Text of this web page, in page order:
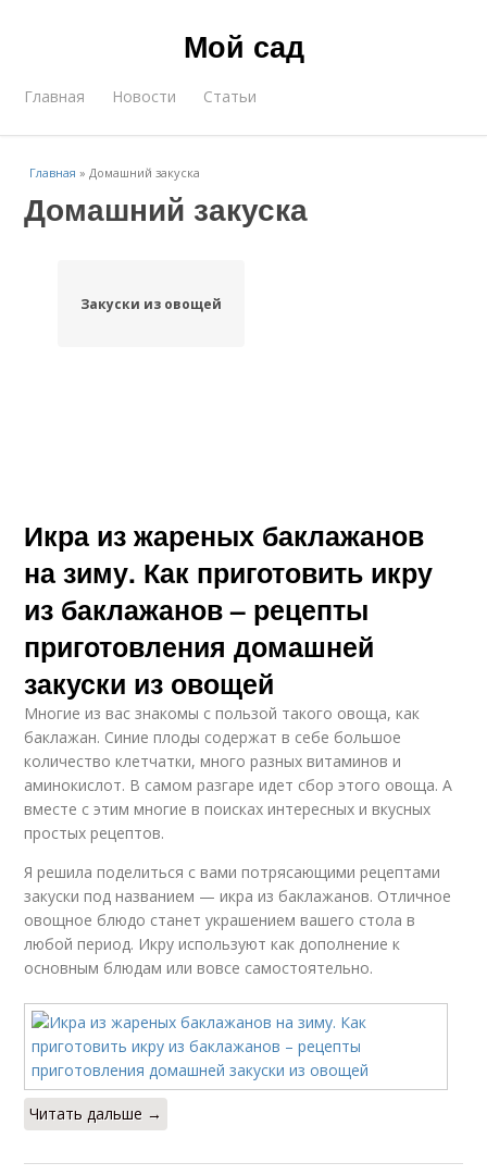
Мой сад
Главная Новости Статьи
Главная »Домашний закуска
Домашний закуска
Закуски из овощей
Икра из жареных баклажанов
на зиму. Как приготовить икру
из баклажанов – рецепты
приготовления домашней
закуски из овощей
Многие из вас знакомы с пользой такого овоща, как
баклажан. Синие плоды содержат в себе большое
количество клетчатки, много разных витаминов и
аминокислот. В самом разгаре идет сбор этого овоща. А
вместе с этим многие в поисках интересных и вкусных
простых рецептов.
Я решила поделиться с вами потрясающими рецептами
закуски под названием — икра из баклажанов. Отличное
овощное блюдо станет украшением вашего стола в
любой период. Икру используют как дополнение к
основным блюдам или вовсе самостоятельно.
Читать дальше →